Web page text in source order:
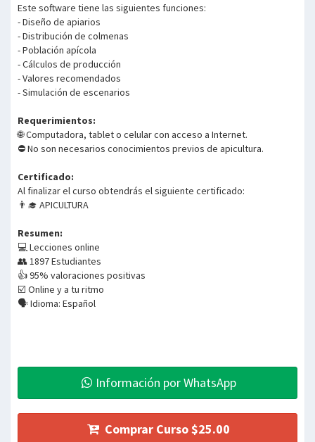
Este software tiene las siguientes funciones:
- Diseño de apiarios
- Distribución de colmenas
- Población apícola
- Cálculos de producción
- Valores recomendados
- Simulación de escenarios
Requerimientos:
🌐 Computadora, tablet o celular con acceso a Internet.
⛔ No son necesarios conocimientos previos de apicultura.
Certificado:
Al finalizar el curso obtendrás el siguiente certificado:
👨‍🎓 APICULTURA
Resumen:
💻 Lecciones online
👥 1897 Estudiantes
👍 95% valoraciones positivas
☑️ Online y a tu ritmo
🗣️ Idioma: Español
Información por WhatsApp
Comprar Curso $25.00